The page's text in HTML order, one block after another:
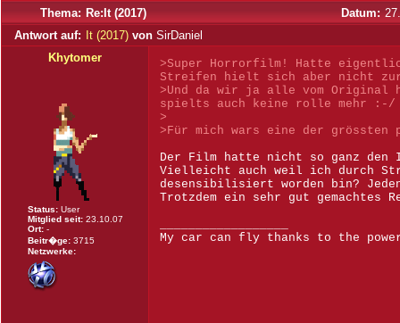
Thema: Re:It (2017) Datum:
Antwort auf:
It (2017) von SirDaniel
Khytomer
Status: User
Mitglied seit: 23.10.07
Ort: -
Beitr�ge: 3715
Netzwerke:
>Super Horrorfilm! Hatte
Streifen hielt sich aber nicht
>Und da wir ja alle vom Original
spielts auch keine rolle mehr :-/
>
>Für mich wars eine der grössten
Der Film hatte nicht so ganz den
Vielleicht auch weil ich durch
desensibilisiert worden bin?
Trotzdem ein sehr gut gemachtes
My car can fly thanks to the